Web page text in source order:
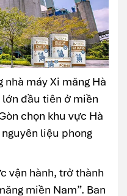
nhà máy Xi măng Hà
đầu tiên ở miền
chọn khu vực Hà
liệu phong
vận hành, trở thành
miền Nam”. Ban